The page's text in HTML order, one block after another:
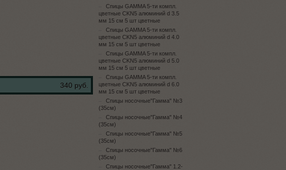
340 руб.
Спицы GAMMA 5-ти компл.
цветные CKN5 алюминий d 3.5
мм 15 см 5 шт цветные
Спицы GAMMA 5-ти компл.
цветные CKN5 алюминий d 4.0
мм 15 см 5 шт цветные
Спицы GAMMA 5-ти компл.
цветные CKN5 алюминий d 5.0
мм 15 см 5 шт цветные
Спицы GAMMA 5-ти компл.
цветные CKN5 алюминий d 6.0
мм 15 см 5 шт цветные
Спицы носочные"Гамма" №3
(35см)
Спицы носочные"Гамма" №4
(35см)
Спицы носочные"Гамма" №5
(35см)
Спицы носочные"Гамма" №6
(35см)
Спицы носочные"Гамма" 1.2-